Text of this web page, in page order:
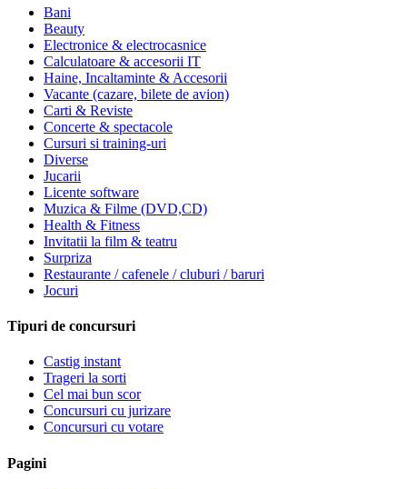
Bani
Beauty
Electronice & electrocasnice
Calculatoare & accesorii IT
Haine, Incaltaminte & Accesorii
Vacante (cazare, bilete de avion)
Carti & Reviste
Concerte & spectacole
Cursuri si training-uri
Diverse
Jucarii
Licente software
Muzica & Filme (DVD,CD)
Health & Fitness
Invitatii la film & teatru
Surpriza
Restaurante / cafenele / cluburi / baruri
Jocuri
Tipuri de concursuri
Castig instant
Trageri la sorti
Cel mai bun scor
Concursuri cu jurizare
Concursuri cu votare
Pagini